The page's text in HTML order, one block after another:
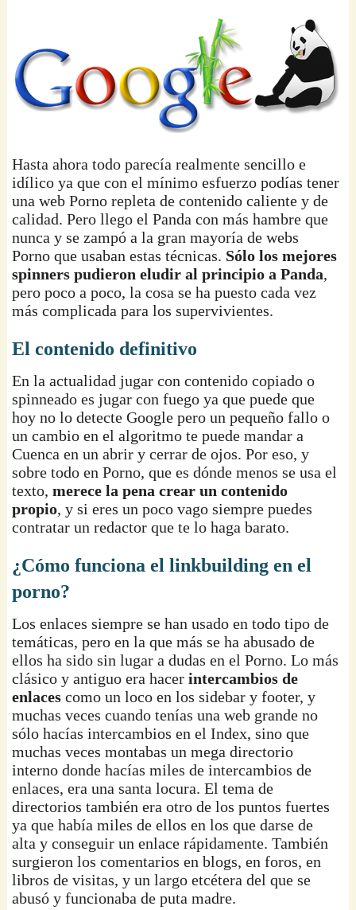
Hasta ahora todo parecía realmente sencillo e
idílico ya que con el mínimo esfuerzo podías tener
una web Porno repleta de contenido caliente y de
calidad. Pero llego el Panda con más hambre que
nunca y se zampó a la gran mayoría de webs
Porno que usaban estas técnicas. Sólo los mejores
spinners pudieron eludir al principio a Panda,
pero poco a poco, la cosa se ha puesto cada vez
más complicada para los supervivientes.
El contenido definitivo
En la actualidad jugar con contenido copiado o
spinneado es jugar con fuego ya que puede que
hoy no lo detecte Google pero un pequeño fallo o
un cambio en el algoritmo te puede mandar a
Cuenca en un abrir y cerrar de ojos. Por eso, y
sobre todo en Porno, que es dónde menos se usa el
texto,merece la pena crear un contenido
propio, y si eres un poco vago siempre puedes
contratar un redactor que te lo haga barato.
¿Cómo funciona el linkbuilding en el
porno?
Los enlaces siempre se han usado en todo tipo de
temáticas, pero en la que más se ha abusado de
ellos ha sido sin lugar a dudas en el Porno. Lo más
clásico y antiguo era hacerintercambios de
enlaces como un loco en los sidebar y footer, y
muchas veces cuando tenías una web grande no
sólo hacías intercambios en el Index, sino que
muchas veces montabas un mega directorio
interno donde hacías miles de intercambios de
enlaces, era una santa locura. El tema de
directorios también era otro de los puntos fuertes
ya que había miles de ellos en los que darse de
alta y conseguir un enlace rápidamente. También
surgieron los comentarios en blogs, en foros, en
libros de visitas, y un largo etcétera del que se
abusó y funcionaba de puta madre.